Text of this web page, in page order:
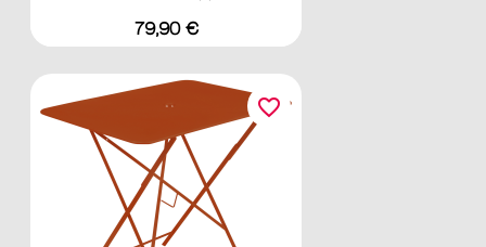
Preis
79,90 €
favorite_border